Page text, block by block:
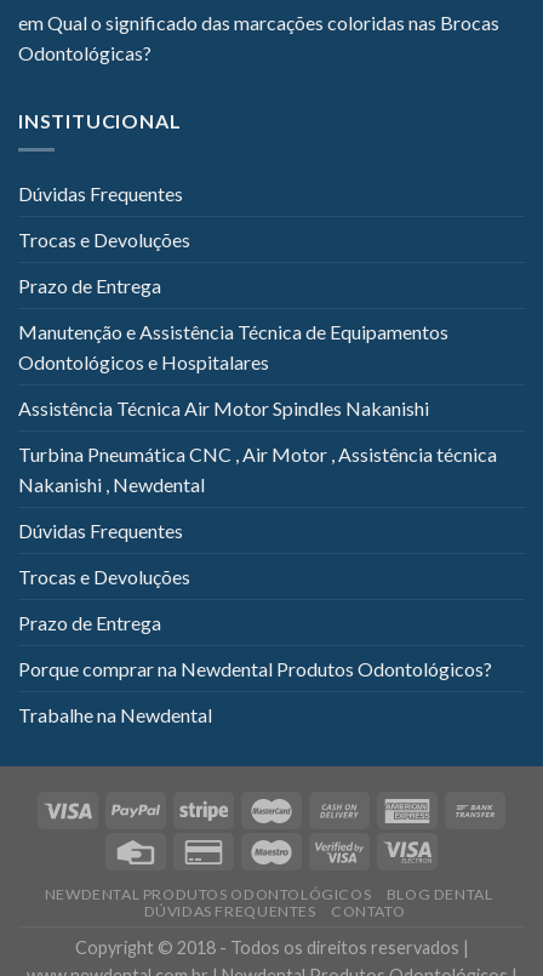
emQual o significado das marcações coloridas nas Brocas
Odontológicas?
INSTITUCIONAL
Dúvidas Frequentes
Trocas e Devoluções
Prazo de Entrega
Manutenção e Assistência Técnica de Equipamentos
Odontológicos e Hospitalares
Assistência Técnica Air Motor Spindles Nakanishi
Turbina Pneumática CNC , Air Motor , Assistência técnica
Nakanishi , Newdental
Dúvidas Frequentes
Trocas e Devoluções
Prazo de Entrega
Porque comprar na Newdental Produtos Odontológicos?
Trabalhe na Newdental
NEWDENTAL PRODUTOS ODONTOLÓGICOS
BLOG DENTAL
DÚVIDAS FREQUENTES
CONTATO
Copyright © 2018 - Todos os direitos reservados |